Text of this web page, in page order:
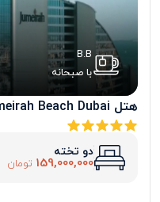
B.B
با صبحانه
هتل jumeirah Beach Dubai
دو تخته
159,000,000 تومان